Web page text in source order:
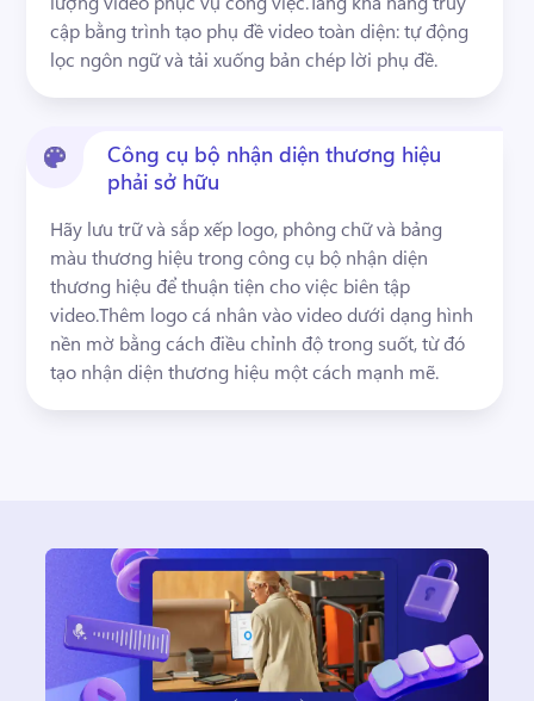
cập bằng trình tạo phụ đề video toàn diện: tự động
lọc ngôn ngữ và tải xuống bản chép lời phụ đề.
Công cụ bộ nhận diện thương hiệu
phải sở hữu
Hãy lưu trữ và sắp xếp logo, phông chữ và bảng
màu thương hiệu trong công cụ bộ nhận diện
thương hiệu để thuận tiện cho việc biên tập
video.Thêm logo cá nhân vào video dưới dạng hình
nền mờ bằng cách điều chỉnh độ trong suốt, từ đó
tạo nhận diện thương hiệu một cách mạnh mẽ.